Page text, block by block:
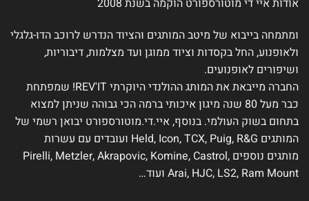
את
בעמוד
המוצר
את
בעמוד
המוצר
אודות איי די מוטורספורט הוקמה בשנת 2008
ומתמחה בייבוא של מיטב המותגים והציוד הנדרש לרוכב הדו-גלגלי
ולאופנוע, החל בקסדות וציוד ממוגן ועד מצלמות, דיבוריות,
ושיפורים לאופנועים.
החברה מייבאת את המותג ההולנדי היוקרתי REV'IT! שמפתחת
כבר מעל 80 שנה מיגון איכותי ברמה הכי גבוהה שניתן למצוא
בתחום בשוק העולמי. בנוסף, איי.די.מוטורספורט יבואן רשמי של
המותגים Held, Icon, TCX, Puig, R&G ועובדים עם עשרות
מותגים נוספים Pirelli, Metzler, Akrapovic, Komine, Castrol,
Arai, HJC, LS2, Ram Mount ועוד…